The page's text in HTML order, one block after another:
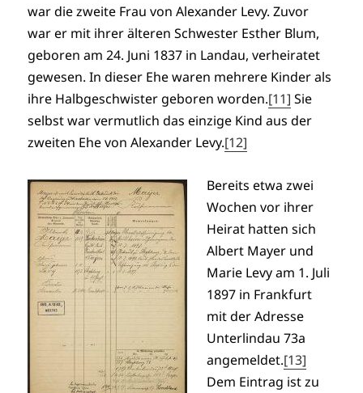
war die zweite Frau von Alexander Levy. Zuvor
war er mit ihrer älteren Schwester Esther Blum,
geboren am 24. Juni 1837 in Landau, verheiratet
gewesen. In dieser Ehe waren mehrere Kinder als
ihre Halbgeschwister geboren worden.[11] Sie
selbst war vermutlich das einzige Kind aus der
zweiten Ehe von Alexander Levy.[12]
Bereits etwa zwei
Wochen vor ihrer
Heirat hatten sich
Albert Mayer und
Marie Levy am 1. Juli
1897 in Frankfurt
mit der Adresse
Unterlindau 73a
angemeldet.[13]
Dem Eintrag ist zu